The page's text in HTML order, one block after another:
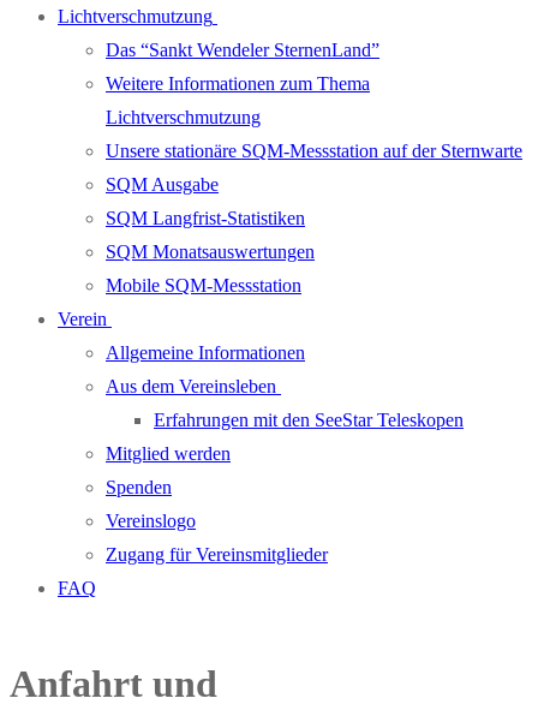
Lichtverschmutzung
Das “Sankt Wendeler SternenLand”
Weitere Informationen zum Thema
Lichtverschmutzung
Unsere stationäre SQM-Messstation auf der Sternwarte
SQM Ausgabe
SQM Langfrist-Statistiken
SQM Monatsauswertungen
Mobile SQM-Messstation
Verein
Allgemeine Informationen
Aus dem Vereinsleben
Erfahrungen mit den SeeStar Teleskopen
Mitglied werden
Spenden
Vereinslogo
Zugang für Vereinsmitglieder
FAQ
Anfahrt und